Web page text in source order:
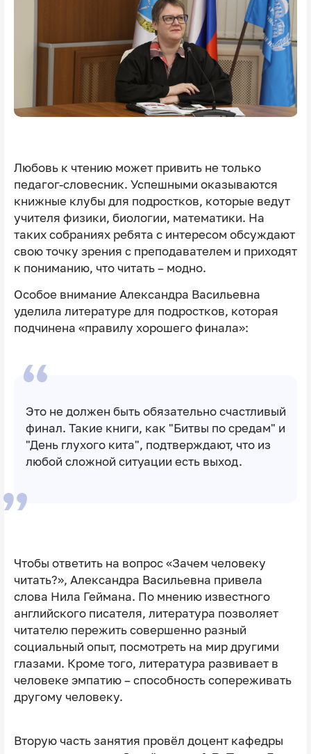
Любовь к чтению может привить не только
педагог-словесник. Успешными оказываются
книжные клубы для подростков, которые ведут
учителя физики, биологии, математики. На
таких собраниях ребята с интересом обсуждают
свою точку зрения с преподавателем и приходят
к пониманию, что читать – модно.
Особое внимание Александра Васильевна
уделила литературе для подростков, которая
подчинена «правилу хорошего финала»:
Это не должен быть обязательно счастливый
финал. Такие книги, как "Битвы по средам" и
"День глухого кита", подтверждают, что из
любой сложной ситуации есть выход.
Чтобы ответить на вопрос «Зачем человеку
читать?», Александра Васильевна привела
слова Нила Геймана. По мнению известного
английского писателя, литература позволяет
читателю пережить совершенно разный
социальный опыт, посмотреть на мир другими
глазами. Кроме того, литература развивает в
человеке эмпатию – способность сопереживать
другому человеку.
Вторую часть занятия провёл доцент кафедры